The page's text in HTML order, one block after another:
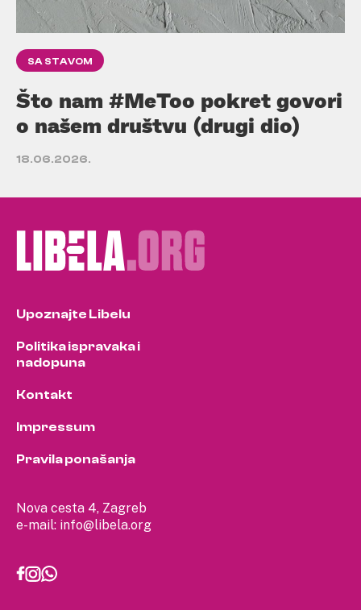
SA STAVOM
Što nam #MeToo pokret govori
o našem društvu (drugi dio)
18.06.2026.
Nova cesta 4, Zagreb
e-mail: info@libela.org
Upoznajte Libelu
Politika ispravaka i
nadopuna
Kontakt
Impressum
Pravila ponašanja